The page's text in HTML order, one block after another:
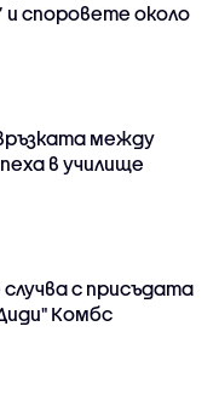
и споровете около
между
в училище
случва с присъдата
Комбс